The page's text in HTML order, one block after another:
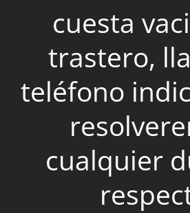
cuesta
trastero,
teléfono
cualquier